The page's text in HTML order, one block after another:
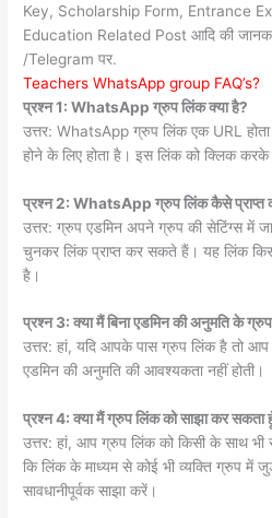
Key, Scholarship Form, Entrance
Education Related Post आदि की
/Telegram पर.
Teachers WhatsApp group FAQ’s?
प्रश्न 1: WhatsApp ग्रुप लिंक क्या है?
उत्तर: WhatsApp ग्रुप लिंक एक URL होता
होने के लिए होता है। इस लिंक को क्लिक
प्रश्न 2: WhatsApp ग्रुप लिंक कैसे प्राप्त
उत्तर: ग्रुप एडमिन अपने ग्रुप की सेटिंग्स में
चुनकर लिंक प्राप्त कर सकते हैं। यह लिंक
है।
प्रश्न 3: क्या मैं बिना एडमिन की अनुमति के
उत्तर: हां, यदि आपके पास ग्रुप लिंक है तो
एडमिन की अनुमति की आवश्यकता नहीं होती।
प्रश्न 4: क्या मैं ग्रुप लिंक को साझा कर सकता
उत्तर: हां, आप ग्रुप लिंक को किसी के साथ
कि लिंक के माध्यम से कोई भी व्यक्ति ग्रुप में
सावधानीपूर्वक साझा करें।